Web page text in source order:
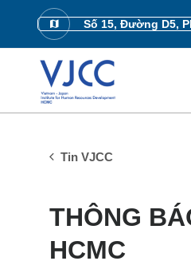
Số 15, Đường D5,
Tin VJCC
THÔNG
HCMC